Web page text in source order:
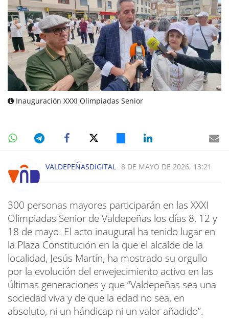
Inauguración XXXI Olimpiadas Senior
VALDEPEÑASDIGITAL 8 DE MAYO DE 2026, 13:21
300 personas mayores participarán en las XXXI
Olimpiadas Senior de Valdepeñas los días 8, 12 y
18 de mayo. El acto inaugural ha tenido lugar en
la Plaza Constitución en la que el alcalde de la
localidad, Jesús Martín, ha mostrado su orgullo
por la evolución del envejecimiento activo en las
últimas generaciones y que “Valdepeñas sea una
sociedad viva y de que la edad no sea, en
absoluto, ni un hándicap ni un valor añadido”.